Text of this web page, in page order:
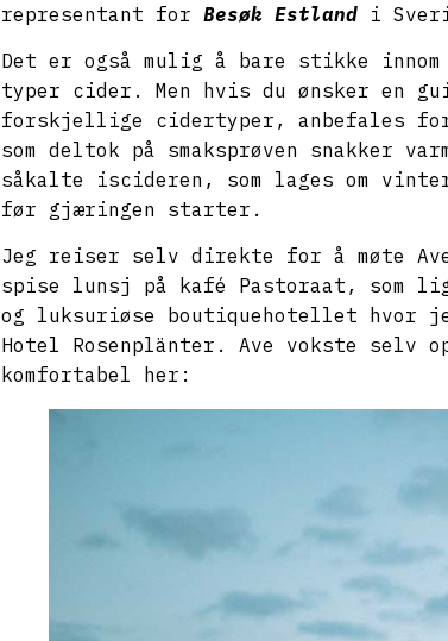
representant for Besøk Estlandi
Det er også mulig å bare stikke
typer cider. Men hvis du ønsker en
forskjellige cidertyper, anbefales
som deltok på smaksprøven snakker
såkalte iscideren, som lages om
før gjæringen starter.
Jeg reiser selv direkte for å møte
spise lunsj på kafé Pastoraat, som
og luksuriøse boutiquehotellet hvor
Hotel Rosenplänter. Ave vokste selv
komfortabel her: